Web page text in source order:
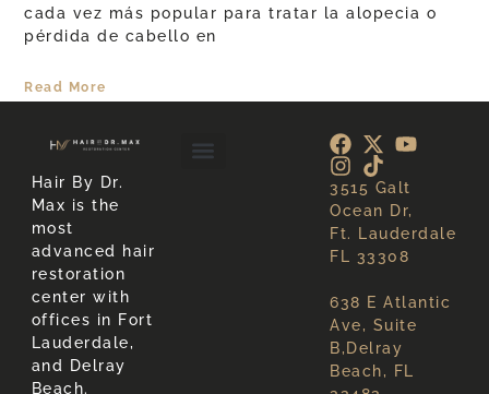
cada vez más popular para tratar la alopecia o
pérdida de cabello en
Read More
Hair By Dr.
Max is the
most
advanced hair
restoration
center with
offices in Fort
Lauderdale,
and Delray
Beach.
3515 Galt
Ocean Dr,
Ft. Lauderdale
FL 33308
638 E Atlantic
Ave, Suite
B,Delray
Beach, FL